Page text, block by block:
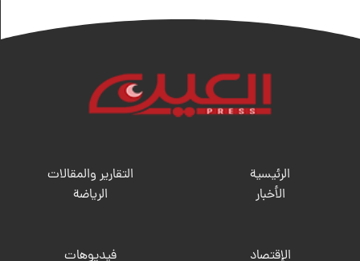
الرئيسية
الأخبار
التقارير والمقالات
الریاضة
الإقتصاد فيديوهات